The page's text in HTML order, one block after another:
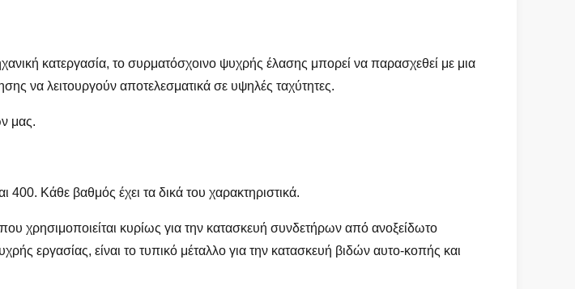
κατεργασία, το συρματόσχοινο ψυχρής έλασης μπορεί να παρασχεθεί με μια
να λειτουργούν αποτελεσματικά σε υψηλές ταχύτητες.
μας.
400. Κάθε βαθμός έχει τα δικά του χαρακτηριστικά.
χρησιμοποιείται κυρίως για την κατασκευή συνδετήρων από ανοξείδωτο
εργασίας, είναι το τυπικό μέταλλο για την κατασκευή βιδών αυτο-κοπής και